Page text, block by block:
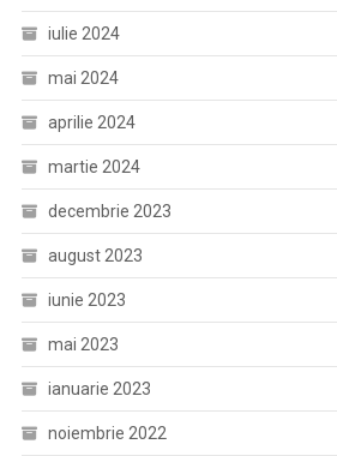
iulie 2024
mai 2024
aprilie 2024
martie 2024
decembrie 2023
august 2023
iunie 2023
mai 2023
ianuarie 2023
noiembrie 2022